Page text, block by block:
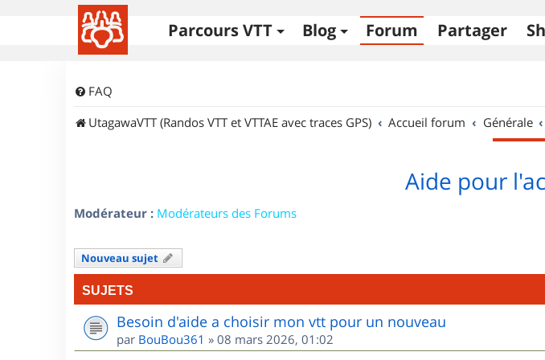
Parcours VTT Blog Forum Partager
FAQ
UtagawaVTT (Randos VTT et VTTAE avec traces GPS)
Accueil forum Générale
Aide pour
Modérateur : Modérateurs des Forums
Nouveau sujet
SUJETS
Besoin d'aide a choisir mon vtt pour un nouveau
par BouBou361 » 08 mars 2026, 01:02